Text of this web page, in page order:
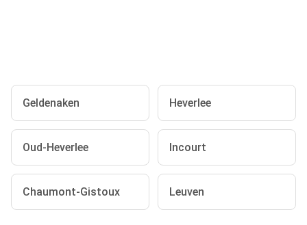
Geldenaken Heverlee
Oud-Heverlee Incourt
Chaumont-Gistoux Leuven